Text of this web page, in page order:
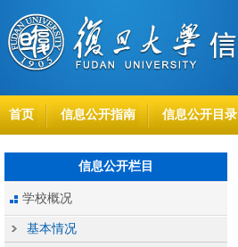
首页 信息公开指南 信息公开目录
信息公开栏目
学校概况
基本情况